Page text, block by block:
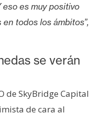
es muy positivo
todos los ámbitos”,
se verán
de SkyBridge Capital
de cara al